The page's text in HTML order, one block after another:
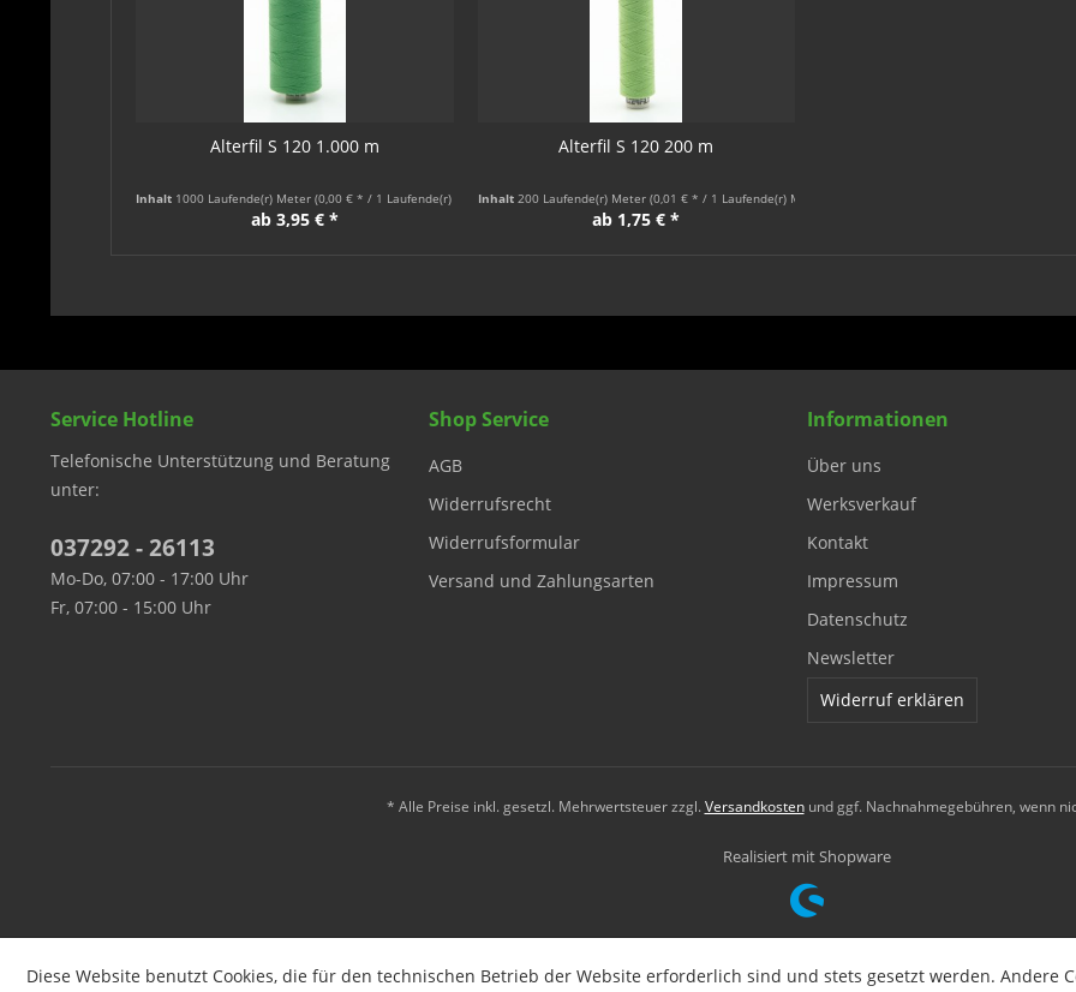
Alterfil S 120 1.000 m
Inhalt 1000 Laufende(r) Meter (0,00 € * / 1 Laufende(r) Meter)
ab 3,95 € *
Alterfil S 120 200 m
Inhalt 200 Laufende(r) Meter (0,01 € * / 1 Laufende(r) Meter)
ab 1,75 € *
Service Hotline
Telefonische Unterstützung und Beratung
unter:
037292 - 26113
Mo-Do, 07:00 - 17:00 Uhr
Fr, 07:00 - 15:00 Uhr
Shop Service
AGB
Widerrufsrecht
Widerrufsformular
Versand und Zahlungsarten
Informationen
Über uns
Werksverkauf
Kontakt
Impressum
Datenschutz
Newsletter
Widerruf erklären
* Alle Preise inkl. gesetzl. Mehrwertsteuer zzgl. Versandkostenund ggf. Nachnahmegebühren, wenn
Realisiert mit Shopware
Diese Website benutzt Cookies, die für den technischen Betrieb der Website erforderlich sind und stets gesetzt werden. Andere